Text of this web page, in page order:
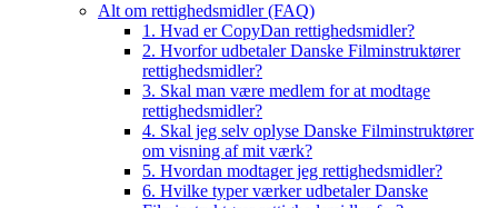
Alt om rettighedsmidler (FAQ)
1. Hvad er CopyDan rettighedsmidler?
2. Hvorfor udbetaler Danske Filminstruktører
rettighedsmidler?
3. Skal man være medlem for at modtage
rettighedsmidler?
4. Skal jeg selv oplyse Danske Filminstruktører
om visning af mit værk?
5. Hvordan modtager jeg rettighedsmidler?
6. Hvilke typer værker udbetaler Danske